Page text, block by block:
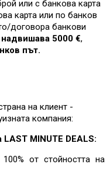
или с банкова карта
карта или по банков
договора банкови
надвишава 5000 €,
път.
на клиент -
компания:
MINUTE DEALS:
от стойността на